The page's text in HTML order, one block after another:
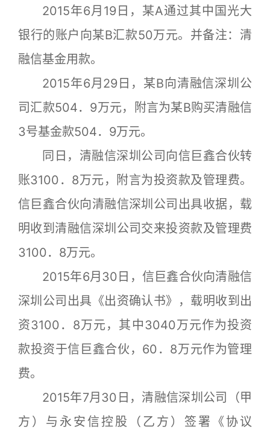
2015年6月19日，某A通过其中国光大
银行的账户向某B汇款50万元。并备注：清
融信基金用款。
2015年6月29日，某B向清融信深圳公
司汇款504．9万元，附言为某B购买清融信
3号基金款504．9万元。
同日，清融信深圳公司向信巨鑫合伙转
账3100．8万元，附言为投资款及管理费。
信巨鑫合伙向清融信深圳公司出具收据，载
明收到清融信深圳公司交来投资款及管理费
3100．8万元。
2015年6月30日，信巨鑫合伙向清融信
深圳公司出具《出资确认书》，载明收到出
资3100．8万元，其中3040万元作为投资
款投资于信巨鑫合伙，60．8万元作为管理
费。
2015年7月30日，清融信深圳公司（甲
方）与永安信控股（乙方）签署《协议